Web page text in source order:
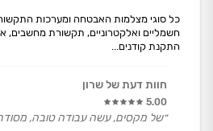
כל סוגי מצלמות האבטחה ומערכות
חשמליים ואלקטרוניים, תקשורת מחשבים,
התקנת קודנים...
חוות דעת של שרון
5.00
״של מקסים, עשה עבודה טובה,